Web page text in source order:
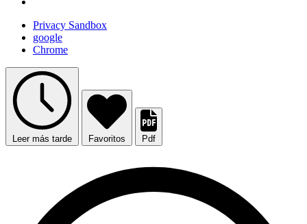
Privacy Sandbox
google
Chrome
Leer más tarde Favoritos Pdf